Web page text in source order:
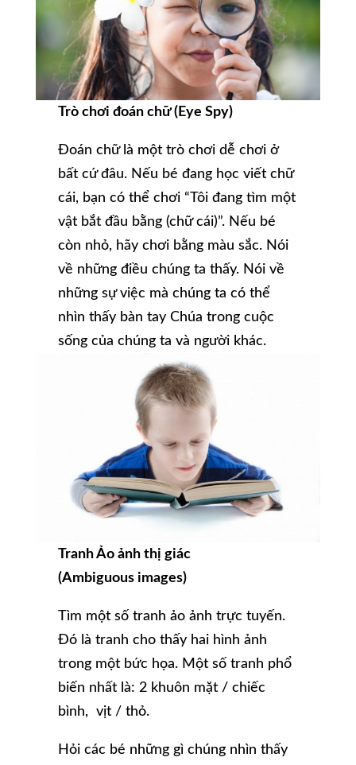
Trò chơi đoán chữ (Eye Spy)
Đoán chữ là một trò chơi dễ chơi ở
bất cứ đâu. Nếu bé đang học viết chữ
cái, bạn có thể chơi “Tôi đang tìm một
vật bắt đầu bằng (chữ cái)”. Nếu bé
còn nhỏ, hãy chơi bằng màu sắc. Nói
về những điều chúng ta thấy. Nói về
những sự việc mà chúng ta có thể
nhìn thấy bàn tay Chúa trong cuộc
sống của chúng ta và người khác.
Tranh Ảo ảnh thị giác
(Ambiguous images)
Tìm một số tranh ảo ảnh trực tuyến.
Đó là tranh cho thấy hai hình ảnh
trong một bức họa. Một số tranh phổ
biến nhất là: 2 khuôn mặt / chiếc
bình, vịt / thỏ.
Hỏi các bé những gì chúng nhìn thấy